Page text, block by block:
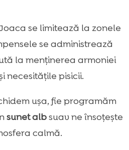
se limitează la zonele
se administrează
la menținerea armoniei
necesitățile pisicii.
ușa, fie programăm
sunet albsuav ne însoțește
calmă.